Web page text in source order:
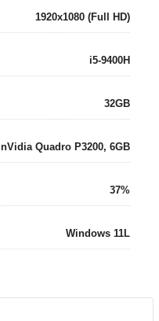
1920x1080 (Full HD)
i5-9400H
32GB
nVidia Quadro P3200, 6GB
37%
Windows 11L